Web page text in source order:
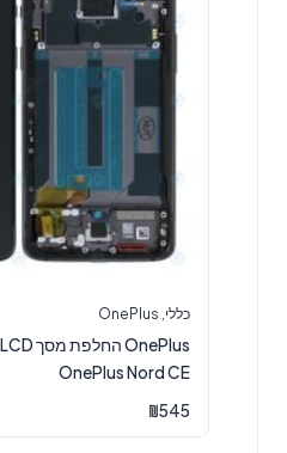
כללי OnePlus
OnePlus Nord CE
₪545